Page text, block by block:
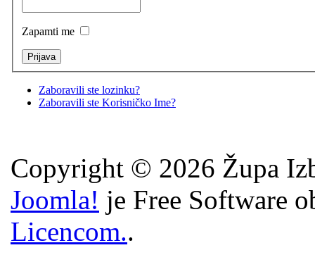
Zapamti me
Zaboravili ste lozinku?
Zaboravili ste Korisničko Ime?
Copyright © 2026 Župa
Joomla! je Free Software
Licencom..